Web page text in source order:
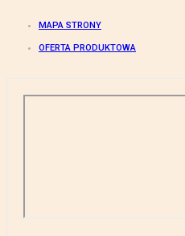
MAPA STRONY
OFERTA PRODUKTOWA